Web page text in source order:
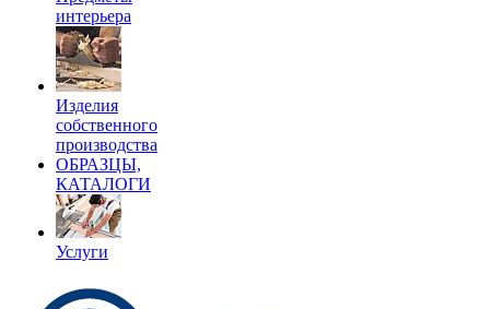
интерьера
Изделия
собственного
производства
ОБРАЗЦЫ,
КАТАЛОГИ
Услуги